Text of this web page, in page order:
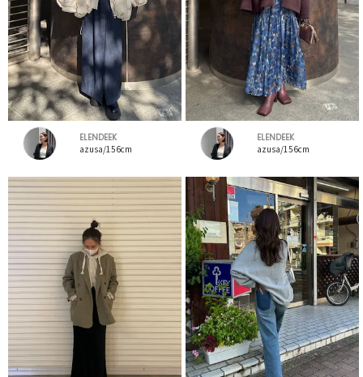
ELENDEEK
azusa/156cm
ELENDEEK
azusa/156cm